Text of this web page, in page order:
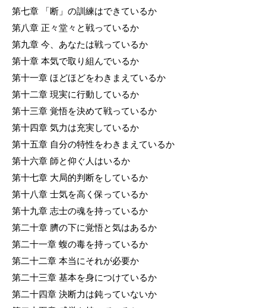
第七章 「断」の訓練はできているか
第八章 正々堂々と戦っているか
第九章 今、あなたは戦っているか
第十章 本気で取り組んでいるか
第十一章 ほどほどをわきまえているか
第十二章 現実に行動しているか
第十三章 覚悟を決めて戦っているか
第十四章 気力は充実しているか
第十五章 自分の特性をわきまえているか
第十六章 師と仰ぐ人はいるか
第十七章 大局的判断をしているか
第十八章 士気を高く保っているか
第十九章 志士の魂を持っているか
第二十章 臍の下に覚悟と気はあるか
第二十一章 蝮の毒を持っているか
第二十二章 本当にそれが必要か
第二十三章 基本を身につけているか
第二十四章 決断力は鈍っていないか